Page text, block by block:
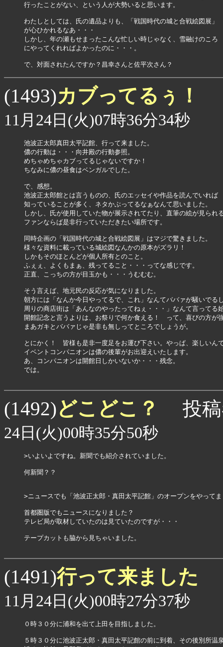
行ったことがない、という人が大勢いると思います。
わたしとしては、氏の遺品よりも、「戦国時代の城と合戦絵図展」
が心ひかれるなあ・・・
しかし、年の瀬もせまったこんな忙しい時じゃなく、雪融けのころ
にやってくれればよかったのに・・・。
で、対面されたんですか？昌幸さんと佐平次さん？
(1493)カブってるぅ！
11月24日(火)07時36分34秒
池波正太郎真田太平記館、行って来ました。
儂の行動は・・・向井殿の行動参照。
めちゃめちゃカブってるじゃないですか！
ちなみに儂の昼食はベンガルでした。
で、感想。
池波正太郎館とは言うものの、氏のエッセイや作品を読んでいれば
知っていることが多く、ネタかぶってるなぁなんて思いました。
しかし、氏が使用していた物が展示されてたり、直筆の絵が見られ
ファンならば是非行っていただきたい場所です。
同時企画の「戦国時代の城と合戦絵図展」はマジで驚きました。
様々な資料に載っている城絵図なんかの原本がズラリ！
しかもそのほとんどが個人所有とのこと。
ふぇぇ、よくもまぁ、残ってること・・・ってな感じです。
正直、こっちの方が目玉かも・・・うむむむ。
そう言えば、地元民の反応が気になりました。
朝方には「なんか今日やってるで、これ」なんてババァが騒いでる
周りの商店街は「あんなのやったってねぇ・・・」なんて言ってる
開館記念と言うよりは、お祭りで何か食える！　って、喜びの方が
まあガキとババァじゃ是非も無しってところでしょうが。
とにかく！　皆様も是非一度足をお運び下さい。やっぱ、楽しいん
イベントコンパニオンは儂の後輩がお出迎えいたします。
あ、コンパニオンは開館日しかいないか・・・残念。
では。
(1492)どこどこ？ 投稿
24日(火)00時35分50秒
>いよいよですね。新聞でも紹介されていました。
何新聞？？
>ニュースでも「池波正太郎・真田太平記館」のオープンをやって
首都圏版でもニュースになりました？
テレビ局が取材していたのは見ていたのですが・・・
テープカットも脇から見ちゃいました。
(1491)行って来ました
11月24日(火)00時27分37秒
０時３０分に浦和を出て上田を目指しました。
５時３０分に池波正太郎・真田太平記館の前に到着、その後別所温